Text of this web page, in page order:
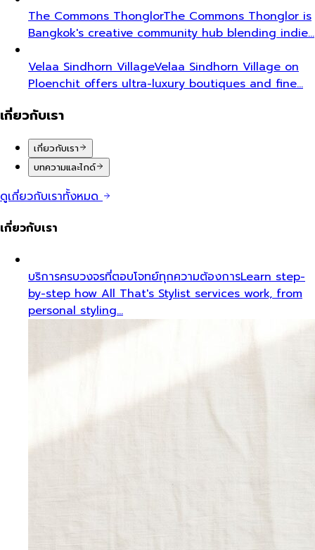
The Commons ThonglorThe Commons Thonglor is
Bangkok's creative community hub blending indie…
Velaa Sindhorn VillageVelaa Sindhorn Village on
Ploenchit offers ultra-luxury boutiques and fine…
เกี่ยวกับเรา
เกี่ยวกับเรา
บทความและไกด์
ดูเกี่ยวกับเราทั้งหมด
เกี่ยวกับเรา
บริการครบวงจรที่ตอบโจทย์ทุกความต้องการLearn step-
by-step how All That's Stylist services work, from
personal styling…